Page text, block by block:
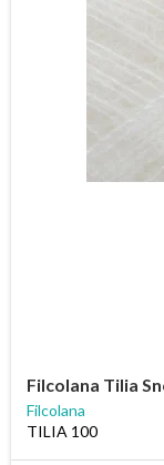
Filcolana Tilia
Filcolana
TILIA 100